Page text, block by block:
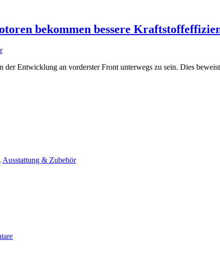
bekommen bessere
Entwicklung an vorderster Front unterwegs zu sein. Dies
, Ausstattung & Zubehör